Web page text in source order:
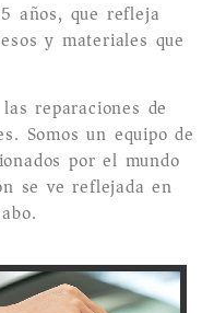
años, que refleja
y materiales que
reparaciones de
Somos un equipo de
por el mundo
se ve reflejada en